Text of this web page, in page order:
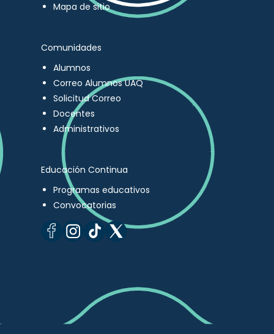
Mapa de sitio
Comunidades
Alumnos
Correo Alumnos UAQ
Solicitud Correo
Docentes
Administrativos
Educación Continua
Programas educativos
Convocatorias